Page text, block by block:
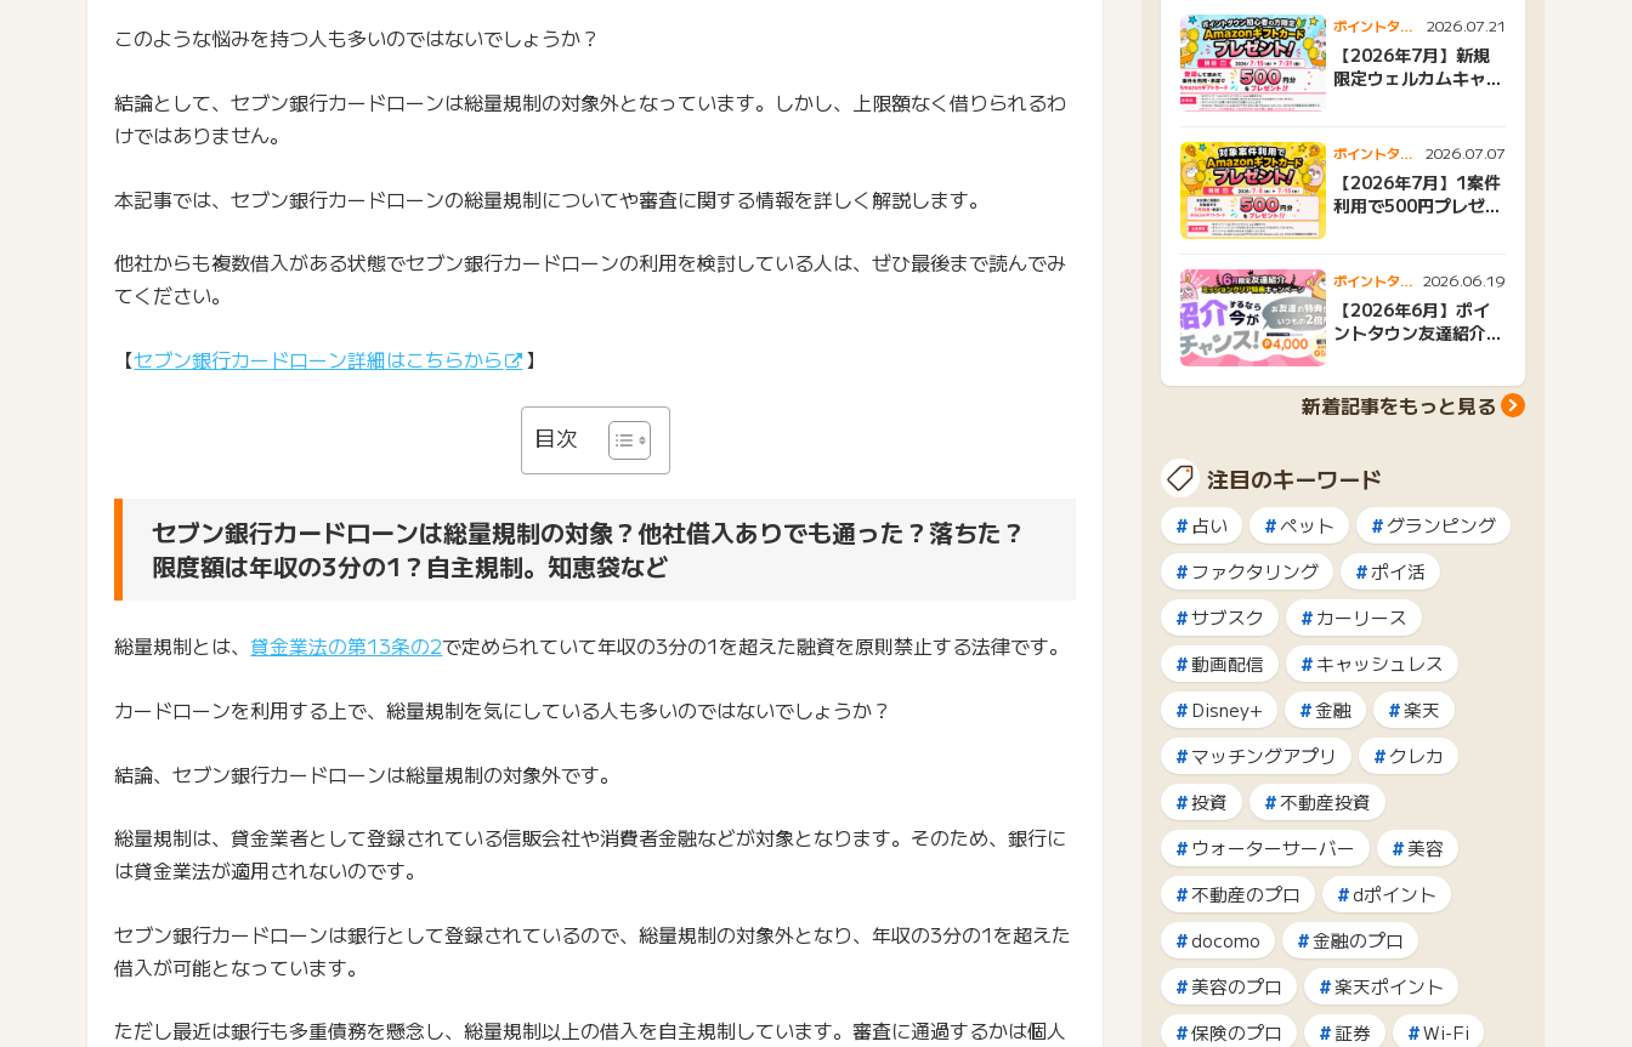
このような悩みを持つ人も多いのではないでしょうか？
結論として、セブン銀行カードローンは総量規制の対象外となっています。しかし、上限額なく借りられるわ
けではありません。
本記事では、セブン銀行カードローンの総量規制についてや審査に関する情報を詳しく解説します。
他社からも複数借入がある状態でセブン銀行カードローンの利用を検討している人は、ぜひ最後まで読んでみ
てください。
【セブン銀行カードローン詳細はこちらから 】
目次
セブン銀行カードローンは総量規制の対象？他社借入ありでも通った？落ちた？
限度額は年収の3分の1？自主規制。知恵袋など
総量規制とは、貸金業法の第13条の2で定められていて年収の3分の1を超えた融資を原則禁止する法律です。
カードローンを利用する上で、総量規制を気にしている人も多いのではないでしょうか？
結論、セブン銀行カードローンは総量規制の対象外です。
総量規制は、貸金業者として登録されている信販会社や消費者金融などが対象となります。そのため、銀行に
は貸金業法が適用されないのです。
セブン銀行カードローンは銀行として登録されているので、総量規制の対象外となり、年収の3分の1を超えた
借入が可能となっています。
ただし最近は銀行も多重債務を懸念し、総量規制以上の借入を自主規制しています。審査に通過するかは個人
ポイントタウ
ンニュース
2026.07.21
【2026年7月】新規
限定ウェルカムキャン
ポイントタウ
ンニュース
2026.07.07
【2026年7月】1案件
利用で500円プレゼン
ポイントタウ
ンニュース
2026.06.19
【2026年6月】ポイ
ントタウン友達紹介キ
新着記事をもっと見る
注目のキーワード
占い ペット
グランピング
ファクタリング
ポイ活
サブスク
カーリース
動画配信
キャッシュレス
Disney+
金融
楽天
マッチングアプリ
クレカ
投資
不動産投資
ウォーターサーバー
美容
不動産のプロ
dポイント
docomo
金融のプロ
美容のプロ
楽天ポイント
保険のプロ
証券
Wi-Fi